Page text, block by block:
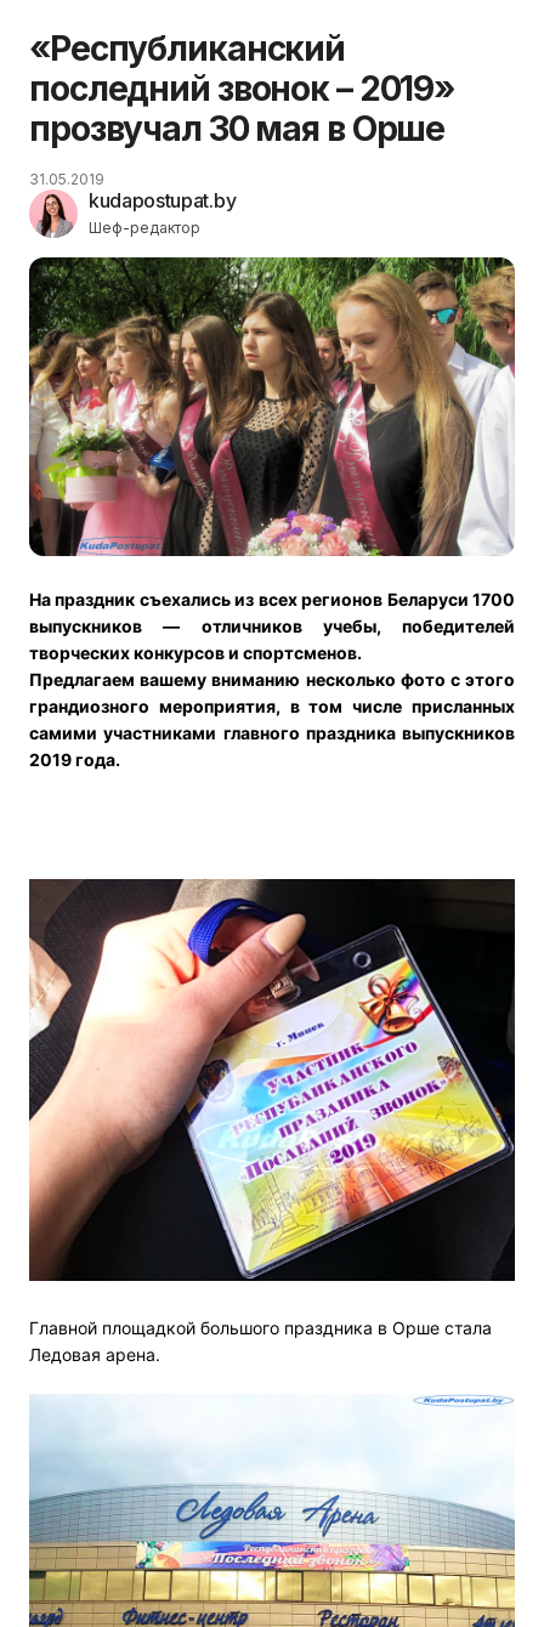
«Республиканский
последний звонок – 2019»
прозвучал 30 мая в Орше
kudapostupat.by
Шеф-редактор
31.05.2019
На праздник съехалисьиз всех регионов Беларуси1700
выпускников — отличников учебы, победителей
творческих конкурсов и спортсменов.
Предлагаем вашему вниманию несколько фото с этого
грандиозного мероприятия, в том числе присланных
самими участниками главного праздника выпускников
2019 года.
Главной площадкой большого праздника в Орше стала
Ледовая арена.